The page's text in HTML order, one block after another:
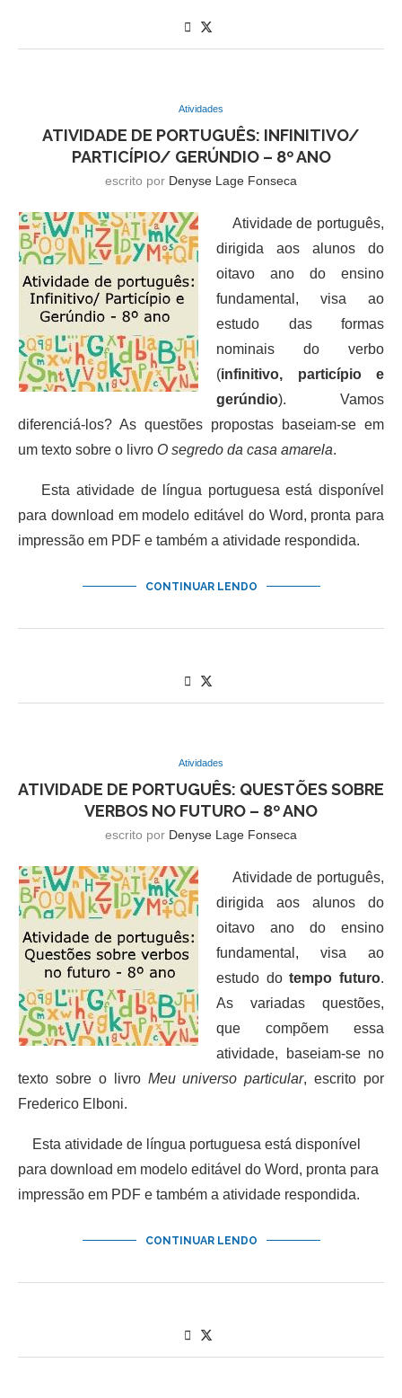
Atividades
ATIVIDADE DE PORTUGUÊS: INFINITIVO/
PARTICÍPIO/ GERÚNDIO – 8º ANO
escrito por Denyse Lage Fonseca
Atividade de português,
dirigida aos alunos do
oitavo ano do ensino
fundamental, visa ao
estudo das formas
nominais do verbo
(infinitivo, particípio e
gerúndio). Vamos
diferenciá-los? As questões propostas baseiam-se em
um texto sobre o livro O segredo da casa amarela.
Esta atividade de língua portuguesa está disponível
para download em modelo editável do Word, pronta para
impressão em PDF e também a atividade respondida.
CONTINUAR LENDO
Atividades
ATIVIDADE DE PORTUGUÊS: QUESTÕES SOBRE
VERBOS NO FUTURO – 8º ANO
escrito por Denyse Lage Fonseca
Atividade de português,
dirigida aos alunos do
oitavo ano do ensino
fundamental, visa ao
estudo dotempo futuro.
As variadas questões,
que compõem essa
atividade, baseiam-se no
texto sobre o livro Meu universo particular, escrito por
Frederico Elboni.
Esta atividade de língua portuguesa está disponível
para download em modelo editável do Word, pronta para
impressão em PDF e também a atividade respondida.
CONTINUAR LENDO